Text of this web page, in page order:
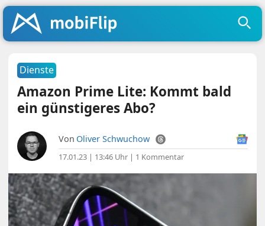
Dienste
Amazon Prime Lite: Kommt bald
ein günstigeres Abo?
Von Oliver Schwuchow
17.01.23 | 13:46 Uhr | 1 Kommentar